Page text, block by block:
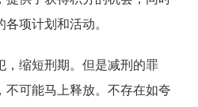
项计划和活动。
，缩短刑期。但是减刑的罪
不可能马上释放。不存在如夸